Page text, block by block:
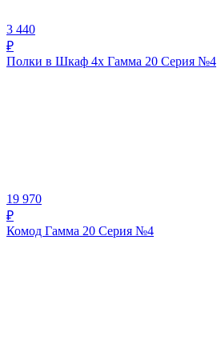
3 440
₽
Полки в Шкаф 4х Гамма 20 Серия №4
19 970
₽
Комод Гамма 20 Серия №4